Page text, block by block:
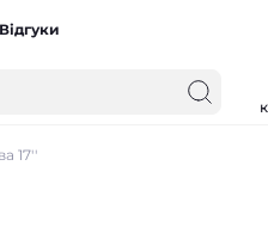
Відгуки
17''